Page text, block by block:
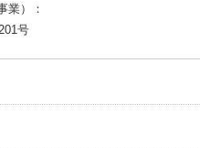
業）：
号